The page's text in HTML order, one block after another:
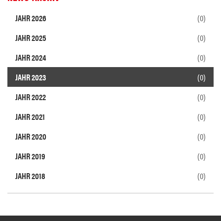
JAHR 2026
(0)
JAHR 2025
(0)
JAHR 2024
(0)
JAHR 2023
(0)
JAHR 2022
(0)
JAHR 2021
(0)
JAHR 2020
(0)
JAHR 2019
(0)
JAHR 2018
(0)